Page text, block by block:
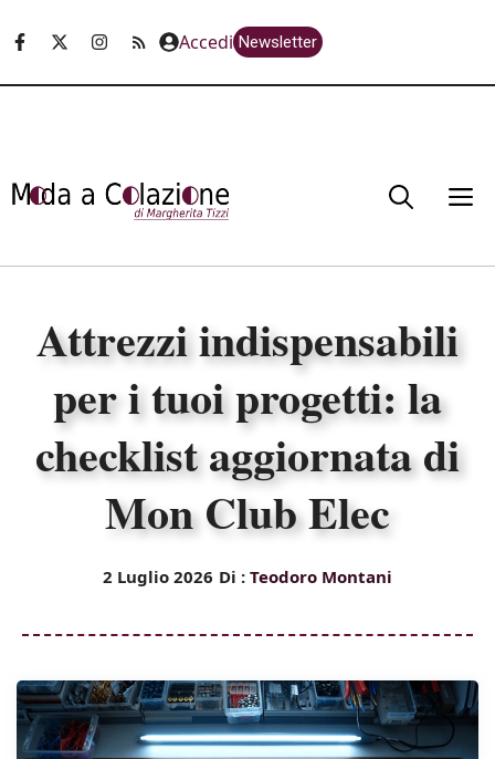
Accedi Newsletter
Attrezzi indispensabili
per i tuoi progetti: la
checklist aggiornata di
Mon Club Elec
2 Luglio 2026 Di : Teodoro Montani